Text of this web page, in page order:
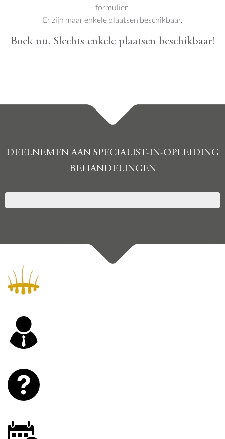
formulier!
Er zijn maar enkele plaatsen beschikbaar.
Boek nu. Slechts enkele plaatsen beschikbaar!
DEELNEMEN AAN SPECIALIST-IN-OPLEIDING
BEHANDELINGEN